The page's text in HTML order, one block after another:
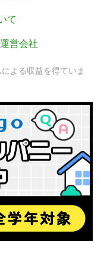
て
運営会社
よる収益を得ていま